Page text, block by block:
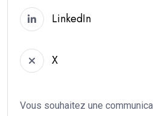
LinkedIn
X
Vous souhaitez une